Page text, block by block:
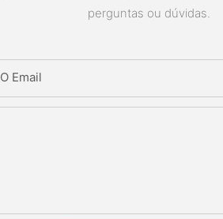
perguntas ou dúvidas.
O Email